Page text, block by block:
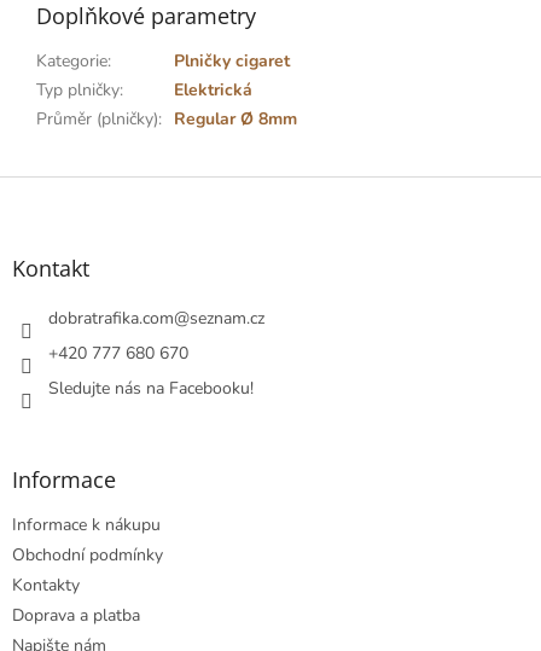
Doplňkové parametry
Kategorie:
Plničky cigaret
Typ plničky:
Elektrická
Průměr (plničky): Regular Ø 8mm
Z
Kontakt
dobratrafika.com@seznam.cz
+420 777 680 670
Sledujte nás na Facebooku!
Informace
Informace k nákupu
Obchodní podmínky
Kontakty
Doprava a platba
Napište nám